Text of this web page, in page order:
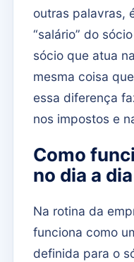
outras palavras,
“salário” do
sócio que atua
mesma coisa
essa diferença
nos impostos e
Como
no dia a dia
Na rotina da
funciona como
definida para o